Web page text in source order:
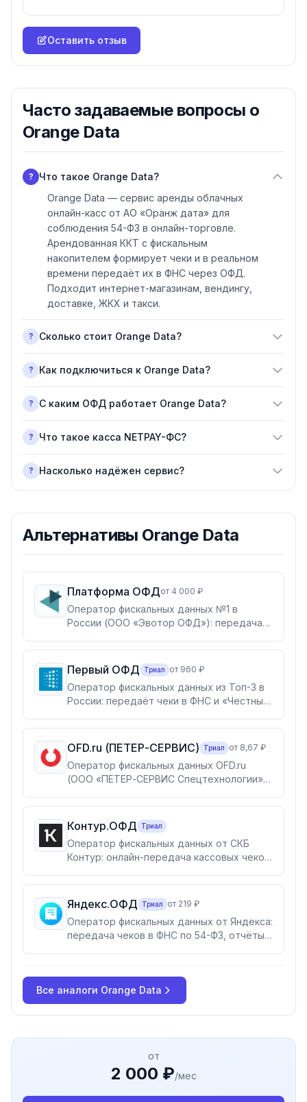
Оставить отзыв
Часто задаваемые вопросы о
Orange Data
?
Что такое Orange Data?
Orange Data — сервис аренды облачных
онлайн-касс от АО «Оранж дата» для
соблюдения 54-ФЗ в онлайн-торговле.
Арендованная ККТ с фискальным
накопителем формирует чеки и в реальном
времени передаёт их в ФНС через ОФД.
Подходит интернет-магазинам, вендингу,
доставке, ЖКХ и такси.
? Сколько стоит Orange Data?
? Как подключиться к Orange Data?
? С каким ОФД работает Orange Data?
? Что такое касса NETPAY-ФС?
? Насколько надёжен сервис?
Альтернативы Orange Data
Платформа ОФДот 4 000 ₽
Оператор фискальных данных №1 в
России (ООО «Эвотор ОФД»): передача
по 54-ФЗ, регистрация ККТ, мониторинг
касс и экосистема сервисов — ЭДО,
отчётность, маркировка, электронная
подпись.
Первый ОФД Триал от 960 ₽
Оператор фискальных данных из Топ-3 в
России: передаёт чеки в ФНС и «Честный
продаж в личном кабинете и арендой
облачных касс. Входит в группу ВТБ.
OFD.ru (ПЕТЕР-СЕРВИС) Триал от 8,67 ₽
Оператор фискальных данных OFD.ru
(ООО «ПЕТЕР-СЕРВИС Спецтехнологии»):
по 54-ФЗ с гибкими тарифами по дням и
чекам, облачными кассами Ferma® и
бесплатным ЭДО.Поток. Для розницы,
интернет-магазинов и сезонного бизнеса.
Контур.ОФД Триал
Оператор фискальных данных от СКБ
Контур: онлайн-передача кассовых чеков
продаж и контроль касс. Совместим с
любыми моделями онлайн-касс — для
розницы, ИП и крупного бизнеса.
Яндекс.ОФД Триал от 219 ₽
Оператор фискальных данных от Яндекса:
передача чеков в ФНС по 54-ФЗ, отчёты
приоритет конфиденциальности данных.
Все аналоги Orange Data
от
2 000 ₽/мес